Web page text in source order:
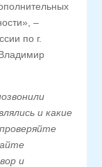
–
по г.
и какие
и